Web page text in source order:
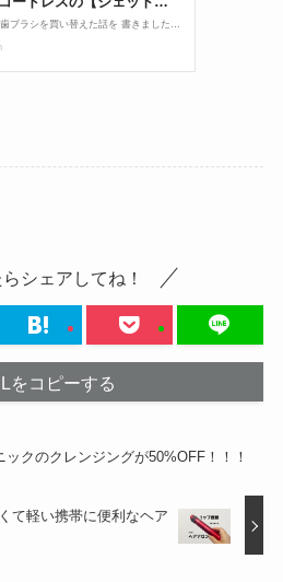
シェアしてね！
をコピーする
ックのクレンジングが50%OFF！！！
て軽い携帯に便利なヘア